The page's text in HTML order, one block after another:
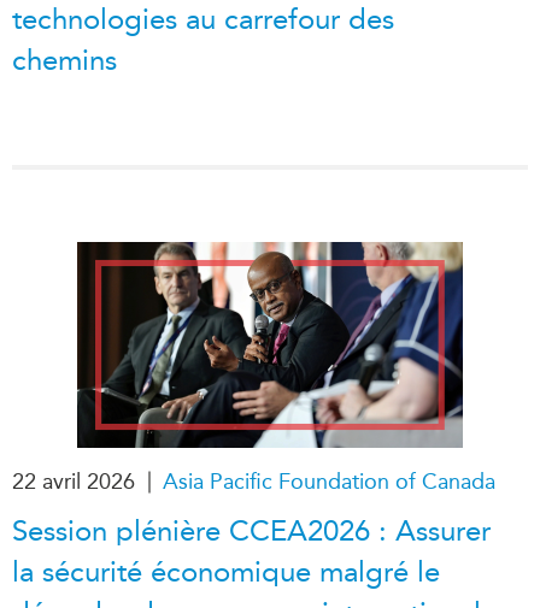
technologies au carrefour des
chemins
22 avril 2026 | Asia Pacific Foundation of Canada
Session plénière CCEA2026 : Assurer
la sécurité économique malgré le